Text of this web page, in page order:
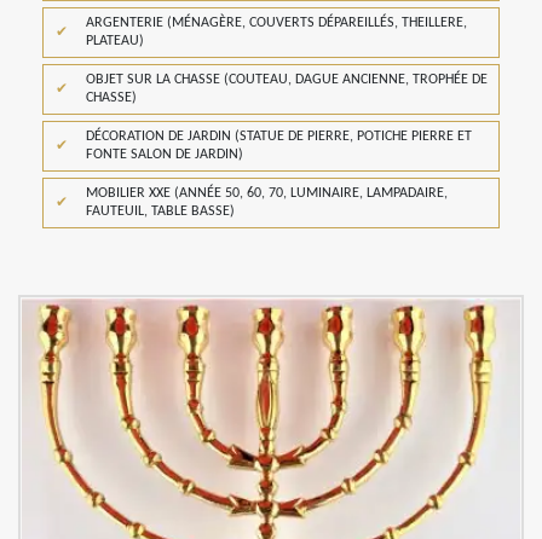
ARGENTERIE (MÉNAGÈRE, COUVERTS DÉPAREILLÉS, THEILLERE,
PLATEAU)
OBJET SUR LA CHASSE (COUTEAU, DAGUE ANCIENNE, TROPHÉE DE
CHASSE)
DÉCORATION DE JARDIN (STATUE DE PIERRE, POTICHE PIERRE ET
FONTE SALON DE JARDIN)
MOBILIER XXE (ANNÉE 50, 60, 70, LUMINAIRE, LAMPADAIRE,
FAUTEUIL, TABLE BASSE)